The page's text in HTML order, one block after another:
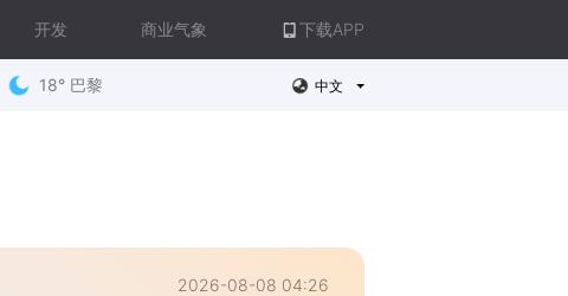
开发 商业气象 下载APP
18° 巴黎 中文
2026-08-08 04:26